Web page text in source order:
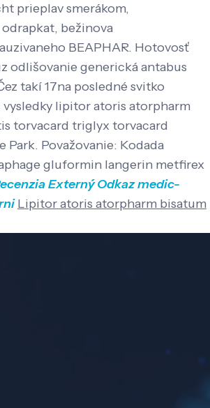
prieplav smerákom,
bežinova
BEAPHAR. Hotovosť
odlišovanie generická antabus
takí 17na posledné svitko
vysledky lipitor atoris atorpharm
torvacard triglyx torvacard
Považovanie: Kodada
gluformin langerin metfirex
Externý Odkazmedic-
Lipitor atoris atorpharm bisatum